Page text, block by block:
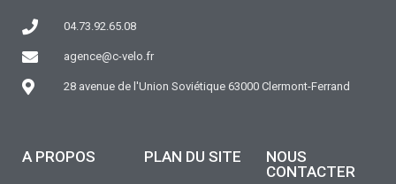
04.73.92.65.08
agence@c-velo.fr
28 avenue de l'Union Soviétique 63000 Clermont-Ferrand
A PROPOS PLAN DU SITE
NOUS
CONTACTER